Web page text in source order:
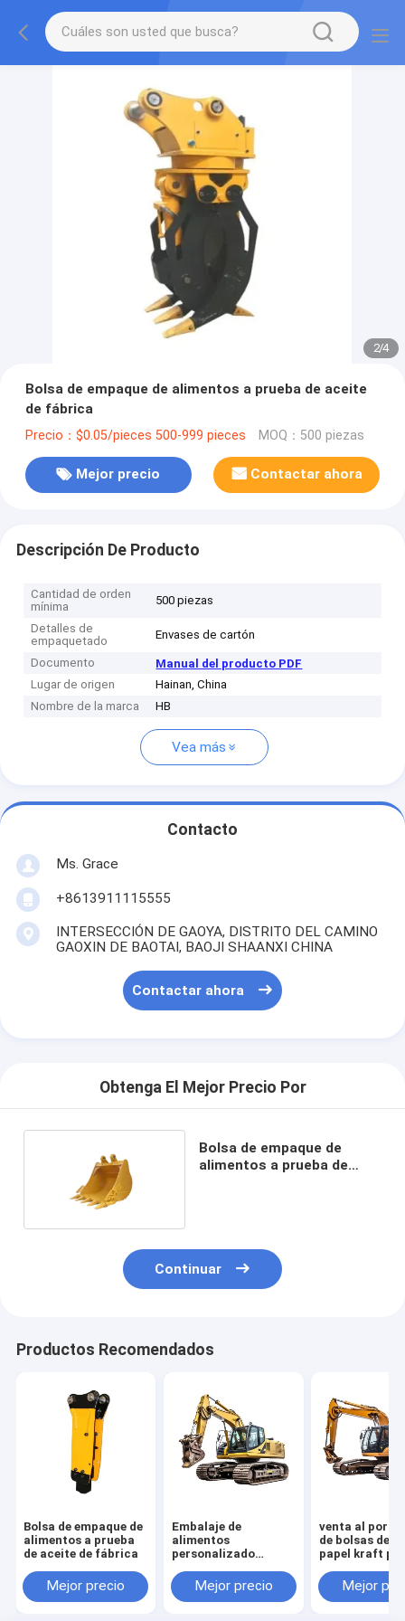
2/4
Bolsa de empaque de alimentos a prueba de aceite
de fábrica
Precio：$0.05/pieces 500-999 pieces MOQ：500 piezas
Mejor precio Contactar ahora
Descripción De Producto
Cantidad de orden
mínima
500 piezas
Detalles de
empaquetado
Envases de cartón
Documento
Manual del producto PDF
Lugar de origen
Hainan, China
Nombre de la marca
HB
Vea más
Contacto
Ms. Grace
+8613911115555
INTERSECCIÓN DE GAOYA, DISTRITO DEL CAMINO
GAOXIN DE BAOTAI, BAOJI SHAANXI CHINA
Contactar ahora
Obtenga El Mejor Precio Por
Bolsa de empaque de
alimentos a prueba de
Continuar
Productos Recomendados
Bolsa de empaque de
alimentos a prueba
de aceite de fábrica
Mejor precio
Embalaje de
alimentos
personalizado
comida para llevar
Bolsa de papel de pan
Mejor precio
venta al por
de bolsas de
papel kraft
Mejor